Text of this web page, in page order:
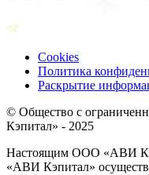
Cookies
Политика
Раскрытие
© Общество с
Кэпитал» - 2025
Настоящим ООО «АВИ
«АВИ Кэпитал»